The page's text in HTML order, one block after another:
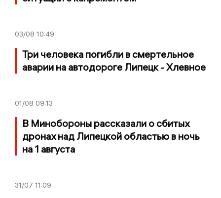
03/08 10:49
Три человека погибли в смертельное
аварии на автодороге Липецк - Хлевное
01/08 09:13
В Минобороны рассказали о сбитых
дронах над Липецкой областью в ночь
на 1 августа
31/07 11:09